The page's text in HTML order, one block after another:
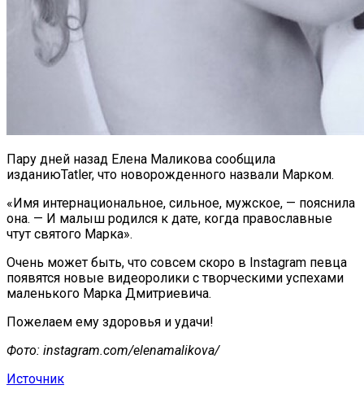
Пару дней назад Елена Маликова сообщила
изданиюTatler, что новорожденного назвали Марком.
«Имя интернациональное, сильное, мужское, — пояснила
она. — И малыш родился к дате, когда православные
чтут святого Марка».
Очень может быть, что совсем скоро в Instagram певца
появятся новые видеоролики с творческими успехами
маленького Марка Дмитриевича.
Пожелаем ему здоровья и удачи!
Фото: instagram.com/elenamalikova/
Источник